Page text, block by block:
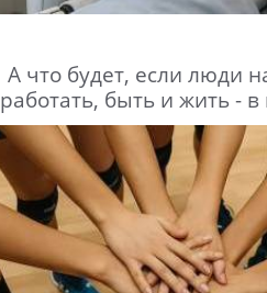
А что будет, если люди
работать, быть и жить -